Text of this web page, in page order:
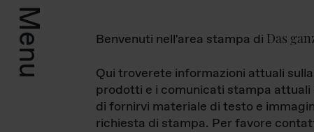
Menu Benvenuti nell'area stampa di Das
Qui troverete informazioni attuali
prodotti e i comunicati stampa
di fornirvi materiale di testo e
richiesta di stampa. Per favore